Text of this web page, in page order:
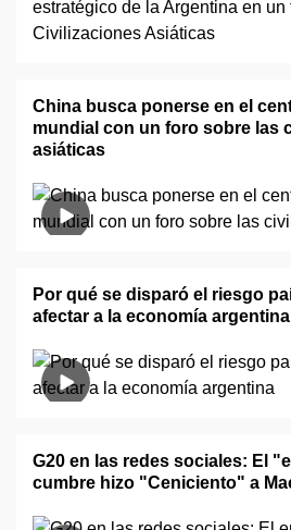
China busca ponerse en el
mundial con un foro sobre las
asiáticas
Por qué se disparó el riesgo
afectar a la economía argentina
G20 en las redes sociales: El
cumbre hizo "Ceniciento" a